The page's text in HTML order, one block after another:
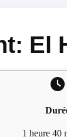
El
1 heure 40